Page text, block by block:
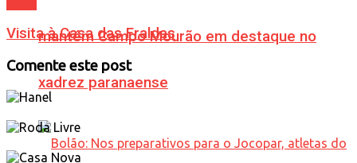
mantém Campo Mourão em destaque no
xadrez paranaense
Visita à Casa das Fraldas
Comente este post